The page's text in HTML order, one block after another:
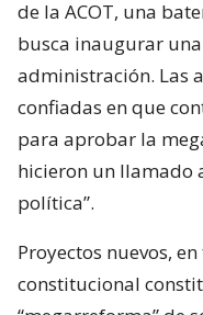
de la ACOT, una
busca inaugurar
administración. Las
confiadas en que
para aprobar la
hicieron un llamado
política”.
Proyectos nuevos,
constitucional